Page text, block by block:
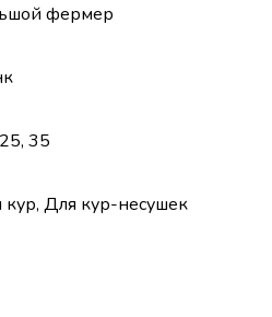
фермер
35
кур, Для кур-несушек